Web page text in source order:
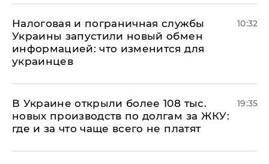
Налоговая и пограничная службы
Украины запустили новый обмен
информацией: что изменится для
украинцев
10:32
В Украине открыли более 108 тыс.
новых производств по долгам за ЖКУ:
где и за что чаще всего не платят
19:35